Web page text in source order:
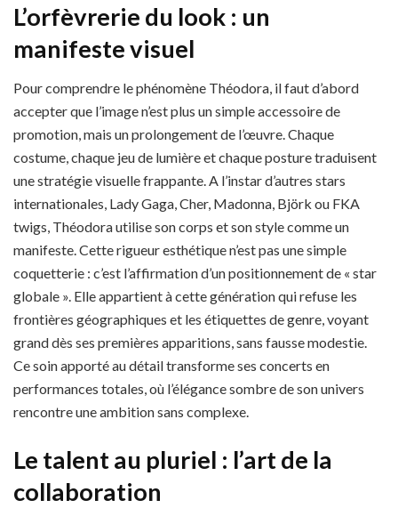
L’orfèvrerie du look : un
manifeste visuel
Pour comprendre le phénomène Théodora, il faut d’abord
accepter que l’image n’est plus un simple accessoire de
promotion, mais un prolongement de l’œuvre. Chaque
costume, chaque jeu de lumière et chaque posture traduisent
une stratégie visuelle frappante. A l’instar d’autres stars
internationales, Lady Gaga, Cher, Madonna, Björk ou FKA
twigs, Théodora utilise son corps et son style comme un
manifeste. Cette rigueur esthétique n’est pas une simple
coquetterie : c’est l’affirmation d’un positionnement de « star
globale ». Elle appartient à cette génération qui refuse les
frontières géographiques et les étiquettes de genre, voyant
grand dès ses premières apparitions, sans fausse modestie.
Ce soin apporté au détail transforme ses concerts en
performances totales, où l’élégance sombre de son univers
rencontre une ambition sans complexe.
Le talent au pluriel : l’art de la
collaboration